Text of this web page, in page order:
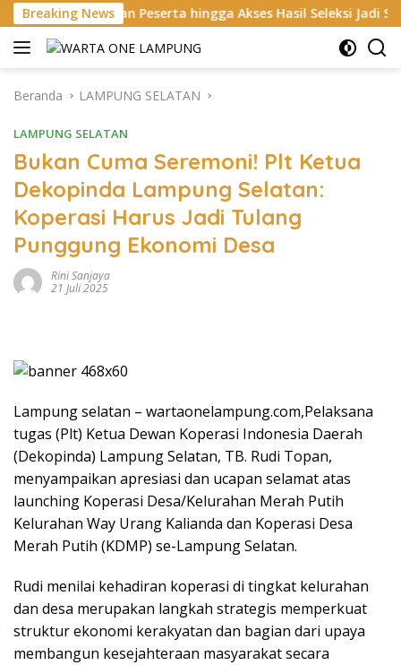
Langsung
ke
konten
Breaking News
Peserta hingga Akses Hasil Seleksi Jadi Sorotan
Beranda LAMPUNG SELATAN
LAMPUNG SELATAN
Bukan Cuma Seremoni! Plt Ketua
Dekopinda Lampung Selatan:
Koperasi Harus Jadi Tulang
Punggung Ekonomi Desa
Rini Sanjaya
21 Juli 2025
Lampung selatan – wartaonelampung.com,Pelaksana
tugas (Plt) Ketua Dewan Koperasi Indonesia Daerah
(Dekopinda) Lampung Selatan, TB. Rudi Topan,
menyampaikan apresiasi dan ucapan selamat atas
launching Koperasi Desa/Kelurahan Merah Putih
Kelurahan Way Urang Kalianda dan Koperasi Desa
Merah Putih (KDMP) se-Lampung Selatan.
Rudi menilai kehadiran koperasi di tingkat kelurahan
dan desa merupakan langkah strategis memperkuat
struktur ekonomi kerakyatan dan bagian dari upaya
membangun kesejahteraan masyarakat secara